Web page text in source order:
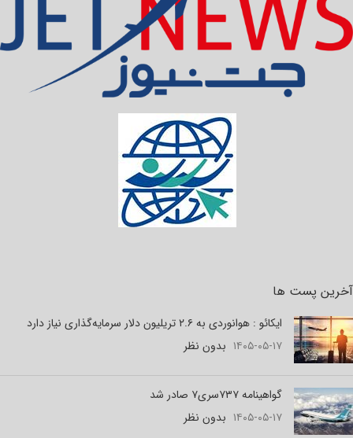
آخرین پست ها
ایکائو : هوانوردی به ۲.۶ تریلیون دلار سرمایه‌گذاری نیاز دارد
۱۴۰۵-۰۵-۱۷ بدون نظر
گواهینامه ۷۳۷سری۷ صادر شد
۱۴۰۵-۰۵-۱۷ بدون نظر